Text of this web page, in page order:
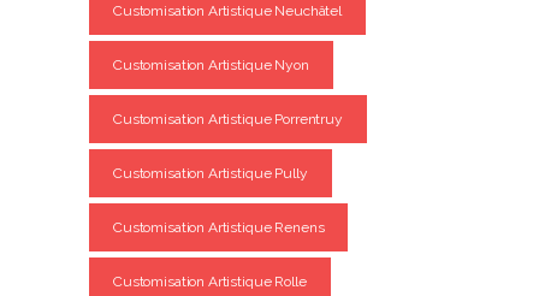
Customisation Artistique Neuchâtel
Customisation Artistique Nyon
Customisation Artistique Porrentruy
Customisation Artistique Pully
Customisation Artistique Renens
Customisation Artistique Rolle